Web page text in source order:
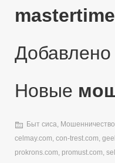
Новые
Быт сиса,
celmay.com, con-trest.com,
prokrons.com, promust.com,